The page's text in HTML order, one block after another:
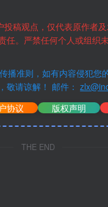
稿观点，仅代表原作者
任。严禁任何个人或组织
播准则，如有内容侵犯您
敬请谅解！ 邮件：
协议 版权声明
THE END